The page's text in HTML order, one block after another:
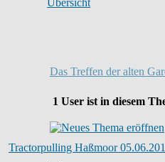
Das Treffen der alten
1 User ist in diesem
Tractorpulling Haßmoor